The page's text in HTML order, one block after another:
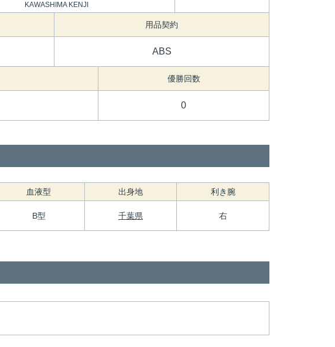
KAWASHIMA KENJI
用品契約
ABS
優勝回数
0
血液型 出身地 利き腕
B型 千葉県 右